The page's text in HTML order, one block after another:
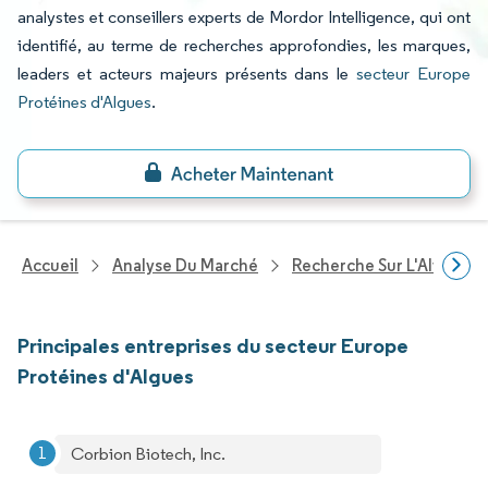
analystes et conseillers experts de Mordor Intelligence, qui ont
identifié, au terme de recherches approfondies, les marques,
leaders et acteurs majeurs présents dans lesecteur Europe
Protéines d'Algues.
Accueil Analyse Du Marché Recherche Sur
Principales entreprises du secteur Europe
Protéines d'Algues
Corbion Biotech, Inc.